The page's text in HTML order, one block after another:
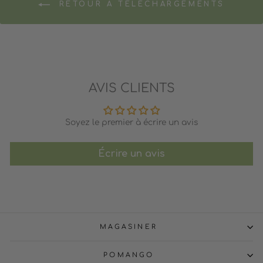
RETOUR À TÉLÉCHARGEMENTS
AVIS CLIENTS
Soyez le premier à écrire un avis
Écrire un avis
MAGASINER
POMANGO